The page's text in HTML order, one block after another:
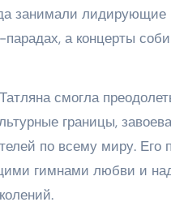
занимали лидирующие
а концерты
смогла
границы,
по всему миру. Его
гимнами любви и